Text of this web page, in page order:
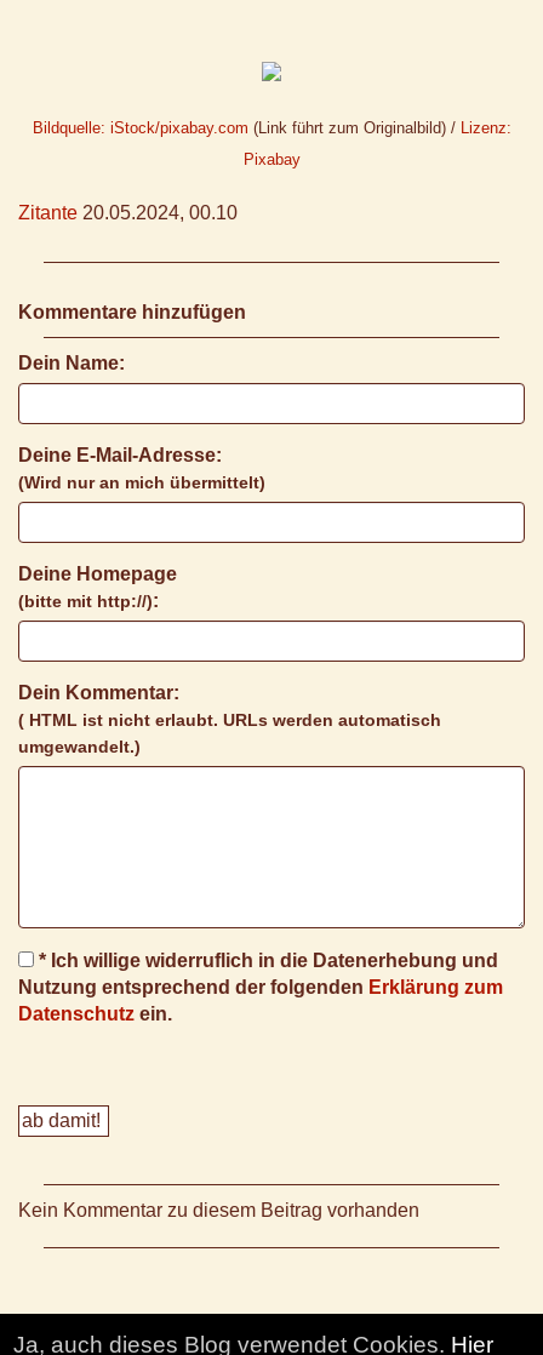
Bildquelle: iStock/pixabay.com (Link führt zum Originalbild) / Lizenz:
Pixabay
Zitante 20.05.2024, 00.10
Kommentare hinzufügen
Dein Name:
Deine E-Mail-Adresse:
(Wird nur an mich übermittelt)
Deine Homepage
(bitte mit http://):
Dein Kommentar:
( HTML ist nicht erlaubt. URLs werden automatisch
umgewandelt.)
* Ich willige widerruflich in die Datenerhebung und
Nutzung entsprechend der folgenden Erklärung zum
Datenschutz ein.
Kein Kommentar zu diesem Beitrag vorhanden
Ja, auch dieses Blog verwendet Cookies. Hier